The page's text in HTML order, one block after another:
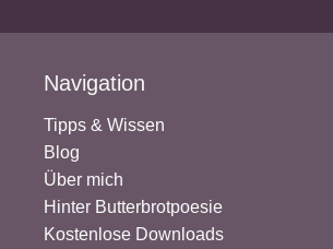
Navigation
Tipps & Wissen
Blog
Über mich
Hinter Butterbrotpoesie
Kostenlose Downloads